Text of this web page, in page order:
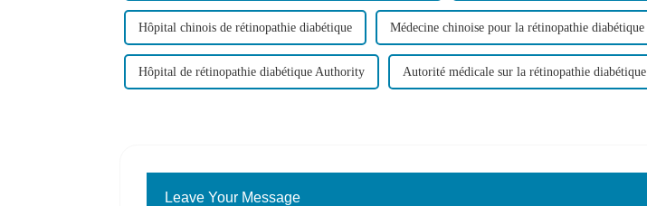
Hôpital chinois de rétinopathie diabétique Médecine chinoise pour la rétinopathie diabétique
Hôpital de rétinopathie diabétique Authority Autorité médicale sur la rétinopathie diabétique
Leave Your Message